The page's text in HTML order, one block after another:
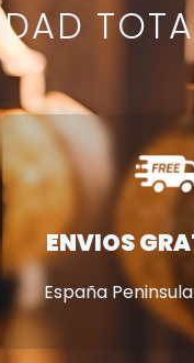
ENVIOS
España